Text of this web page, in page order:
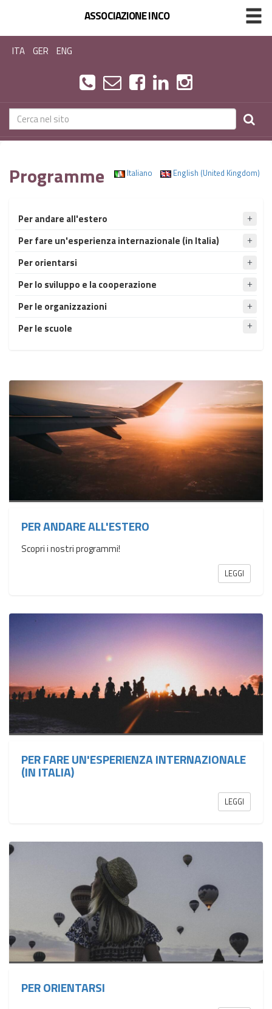
ASSOCIAZIONE INCO
ITA GER ENG
Italiano English (United Kingdom)
Programme
Per andare all'estero
Per fare un'esperienza internazionale (in Italia)
Per orientarsi
Per lo sviluppo e la cooperazione
Per le organizzazioni
Per le scuole
PER ANDARE ALL'ESTERO
Scopri i nostri programmi!
LEGGI
PER FARE UN'ESPERIENZA INTERNAZIONALE
(IN ITALIA)
LEGGI
PER ORIENTARSI